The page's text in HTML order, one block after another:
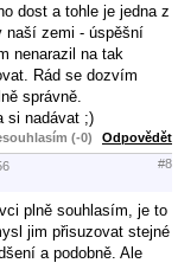
dost a tohle je jedna z
naší zemi - úspěšní
nenarazil na tak
Rád se dozvím
správně.
si nadávat ;)
(-0) Odpovědět
#8
plně souhlasím, je to
jim přisuzovat stejné
a podobně. Ale